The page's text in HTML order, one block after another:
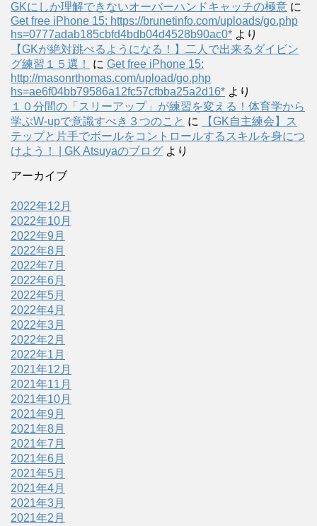
GKにしか理解できないオーバーハンドキャッチの極意 に
Get free iPhone 15: https://brunetinfo.com/uploads/go.php
hs=0777adab185cbfd4bdb04d4528b90ac0* より
【GKが絶対跳べるようになる！】二人で出来るダイビン
グ練習１５選！
に Get free iPhone 15:
http://masonrthomas.com/upload/go.php
hs=ae6f04bb79586a12fc57cfbba25a2d16* より
１０分間の「スリーアップ」が練習を変える！体育学から
学ぶW-upで意識すべき３つのこと に
【GK自主練会】ス
テップと片手でボールをコントロールするスキルを身につ
けよう！ | GK Atsuyaのブログ より
アーカイブ
2022年12月
2022年10月
2022年9月
2022年8月
2022年7月
2022年6月
2022年5月
2022年4月
2022年3月
2022年2月
2022年1月
2021年12月
2021年11月
2021年10月
2021年9月
2021年8月
2021年7月
2021年6月
2021年5月
2021年4月
2021年3月
2021年2月